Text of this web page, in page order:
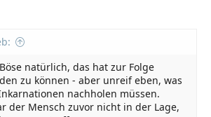
natürlich, das hat zur Folge
zu können - aber unreif eben, was
nachholen müssen.
der Mensch zuvor nicht in der Lage,